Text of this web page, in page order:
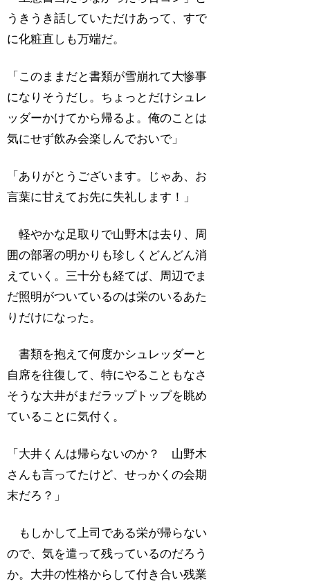
うきうき話していただけあって、すで
に化粧直しも万端だ。
「このままだと書類が雪崩れて大惨事
になりそうだし。ちょっとだけシュレ
ッダーかけてから帰るよ。俺のことは
気にせず飲み会楽しんでおいで」
「ありがとうございます。じゃあ、お
言葉に甘えてお先に失礼します！」
軽やかな足取りで山野木は去り、周
囲の部署の明かりも珍しくどんどん消
えていく。三十分も経てば、周辺でま
だ照明がついているのは栄のいるあた
りだけになった。
書類を抱えて何度かシュレッダーと
自席を往復して、特にやることもなさ
そうな大井がまだラップトップを眺め
ていることに気付く。
「大井くんは帰らないのか？ 山野木
さんも言ってたけど、せっかくの会期
末だろ？」
もしかして上司である栄が帰らない
ので、気を遣って残っているのだろう
か。大井の性格からして付き合い残業